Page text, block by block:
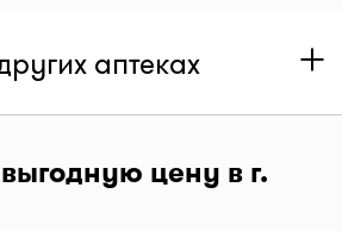
аптеках
цену в г.